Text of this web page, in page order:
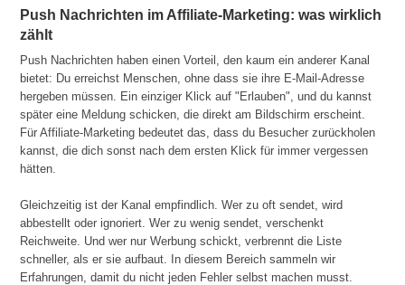
Push Nachrichten im Affiliate-Marketing: was wirklich
zählt
Push Nachrichten haben einen Vorteil, den kaum ein anderer Kanal
bietet: Du erreichst Menschen, ohne dass sie ihre E-Mail-Adresse
hergeben müssen. Ein einziger Klick auf "Erlauben", und du kannst
später eine Meldung schicken, die direkt am Bildschirm erscheint.
Für Affiliate-Marketing bedeutet das, dass du Besucher zurückholen
kannst, die dich sonst nach dem ersten Klick für immer vergessen
hätten.
Gleichzeitig ist der Kanal empfindlich. Wer zu oft sendet, wird
abbestellt oder ignoriert. Wer zu wenig sendet, verschenkt
Reichweite. Und wer nur Werbung schickt, verbrennt die Liste
schneller, als er sie aufbaut. In diesem Bereich sammeln wir
Erfahrungen, damit du nicht jeden Fehler selbst machen musst.